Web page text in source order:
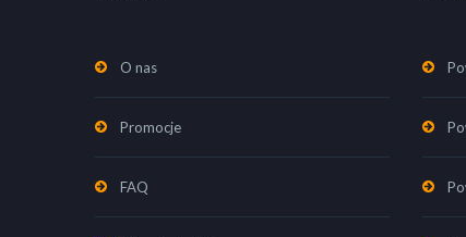
O nas
Promocje
FAQ